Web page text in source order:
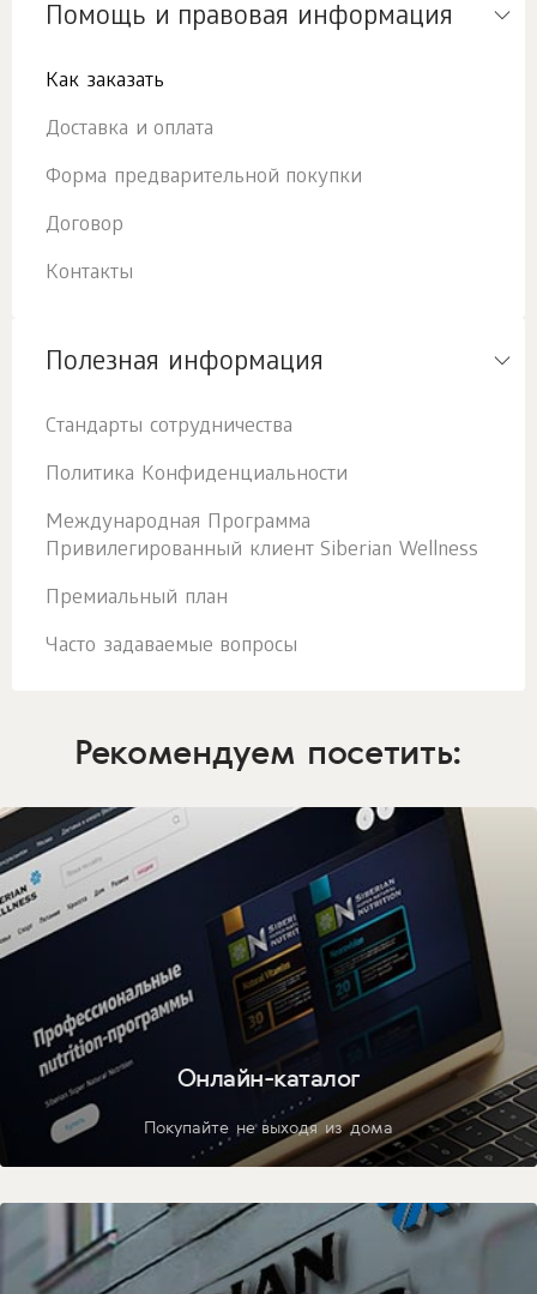
Помощь и правовая информация
Как заказать
Доставка и оплата
Форма предварительной покупки
Договор
Контакты
Полезная информация
Стандарты сотрудничества
Политика Конфиденциальности
Международная Программа
Привилегированный клиент Siberian Wellness
Премиальный план
Часто задаваемые вопросы
Рекомендуем посетить:
Онлайн-каталог
Покупайте не выходя из дома